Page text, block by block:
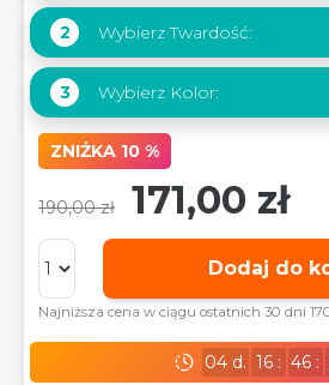
2 Wybierz Twardość:
3 Wybierz Kolor:
ZNIŻKA 10 %
190,00 zł 171,00 zł
Dodaj do
Najniższa cena w ciągu ostatnich 30 dni
04d. 16: 46 :